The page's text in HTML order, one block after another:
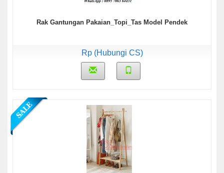
Rak Gantungan Pakaian_Topi_Tas Model Pendek
Rp (Hubungi CS)